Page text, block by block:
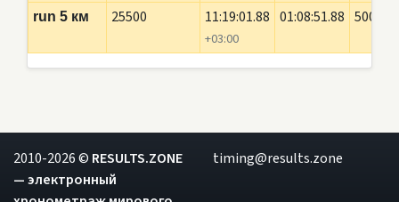
run 5 км 25500 11:19:01.88
+03:00
01:08:51.88 5000
2010-2026 © RESULTS.ZONE
— электронный
timing@results.zone